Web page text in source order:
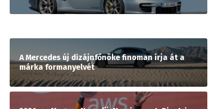
A Mercedes új dizájnfőnöke finoman írja át a
márka formanyelvét